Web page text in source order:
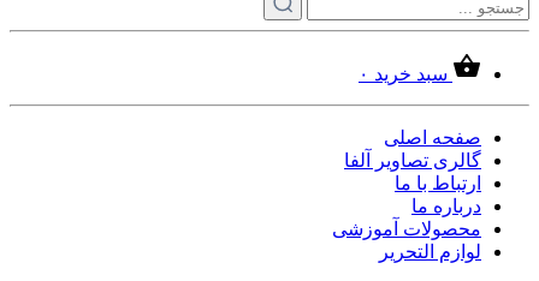
سبد خرید ۰
صفحه اصلی
گالری تصاویر آلفا
ارتباط با ما
درباره ما
محصولات آموزشی
لوازم التحریر